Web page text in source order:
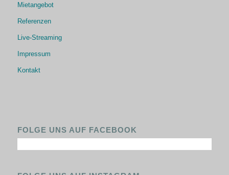
Mietangebot
Referenzen
Live-Streaming
Impressum
Kontakt
FOLGE UNS AUF FACEBOOK